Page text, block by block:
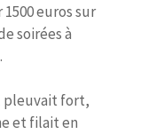
euros sur
soirées à
pleuvait fort,
et filait en